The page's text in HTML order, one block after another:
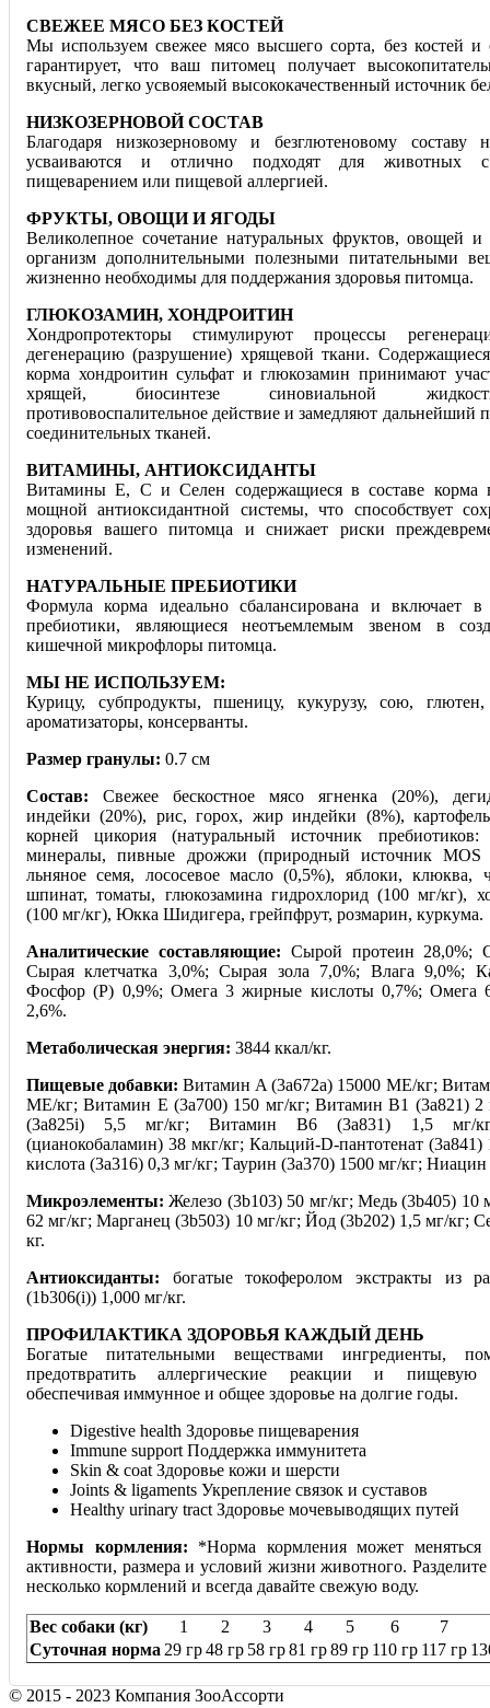
СВЕЖЕЕ МЯСО БЕЗ КОСТЕЙ
Мы используем свежее мясо высшего сорта, без костей и
гарантирует, что ваш питомец получает
вкусный, легко усвояемый высококачественный источник
НИЗКОЗЕРНОВОЙ СОСТАВ
Благодаря низкозерновому и безглютеновому составу
усваиваются и отлично подходят для животных с
пищеварением или пищевой аллергией.
ФРУКТЫ, ОВОЩИ И ЯГОДЫ
Великолепное сочетание натуральных фруктов, овощей и
организм дополнительными полезными питательными
жизненно необходимы для поддержания здоровья питомца.
ГЛЮКОЗАМИН, ХОНДРОИТИН
Хондропротекторы стимулируют процессы
дегенерацию (разрушение) хрящевой ткани.
корма хондроитин сульфат и глюкозамин принимают
хрящей, биосинтезе синовиальной
противовоспалительное действие и замедляют дальнейший
соединительных тканей.
ВИТАМИНЫ, АНТИОКСИДАНТЫ
Витамины Е, С и Селен содержащиеся в составе корма
мощной антиоксидантной системы, что способствует
здоровья вашего питомца и снижает риски
изменений.
НАТУРАЛЬНЫЕ ПРЕБИОТИКИ
Формула корма идеально сбалансирована и включает в
пребиотики, являющиеся неотъемлемым звеном в
кишечной микрофлоры питомца.
МЫ НЕ ИСПОЛЬЗУЕМ:
Курицу, субпродукты, пшеницу, кукурузу, сою,
ароматизаторы, консерванты.
Размер гранулы: 0.7 см
Состав: Свежее бескостное мясо ягненка (20%),
индейки (20%), рис, горох, жир индейки (8%),
корней цикория (натуральный источник
минералы, пивные дрожжи (природный источник MOS
льняное семя, лососевое масло (0,5%), яблоки, клюква,
шпинат, томаты, глюкозамина гидрохлорид (100 мг/кг),
(100 мг/кг), Юкка Шидигера, грейпфрут, розмарин, куркума.
Аналитические составляющие: Сырой протеин 28,0%;
Сырая клетчатка 3,0%; Сырая зола 7,0%; Влага 9,0%;
Фосфор (P) 0,9%; Омега 3 жирные кислоты 0,7%; Омега
2,6%.
Метаболическая энергия: 3844 ккал/кг.
Пищевые добавки: Витамин A (3a672a) 15000 МЕ/кг;
МЕ/кг; Витамин Е (3a700) 150 мг/кг; Витамин B1 (3a821)
(3a825i) 5,5 мг/кг; Витамин B6 (3a831) 1,5 мг/
(цианокобаламин) 38 мкг/кг; Кальций-D-пантотенат
кислота (3a316) 0,3 мг/кг; Таурин (3a370) 1500 мг/кг; Ниацин
Микроэлементы: Железо (3b103) 50 мг/кг; Медь (3b405) 10
62 мг/кг; Марганец (3b503) 10 мг/кг; Йод (3b202) 1,5 мг/кг;
кг.
Антиоксиданты: богатые токоферолом экстракты из
(1b306(i)) 1,000 мг/кг.
ПРОФИЛАКТИКА ЗДОРОВЬЯ КАЖДЫЙ ДЕНЬ
Богатые питательными веществами ингредиенты,
предотвратить аллергические реакции и пищевую
обеспечивая иммунное и общее здоровье на долгие годы.
Digestive health Здоровье пищеварения
Immune support Поддержка иммунитета
Skin & coat Здоровье кожи и шерсти
Joints & ligaments Укрепление связок и суставов
Healthy urinary tract Здоровье мочевыводящих путей
Нормы кормления: *Норма кормления может меняться
активности, размера и условий жизни животного.
несколько кормлений и всегда давайте свежую воду.
Вес собаки (кг) 1 2 3 4 5 6 7
Суточная норма 29 гр48 гр 58 гр81 гр89 гр 110 гр 117 гр
© 2015 - 2023 Компания ЗооАссорти